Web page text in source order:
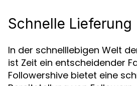
Schnelle Lieferung
In der schnelllebigen Welt
ist Zeit ein entscheidender
Followershive bietet eine